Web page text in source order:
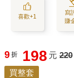
喜歡+1
寫
賺
9 折 198 元 220
買整套